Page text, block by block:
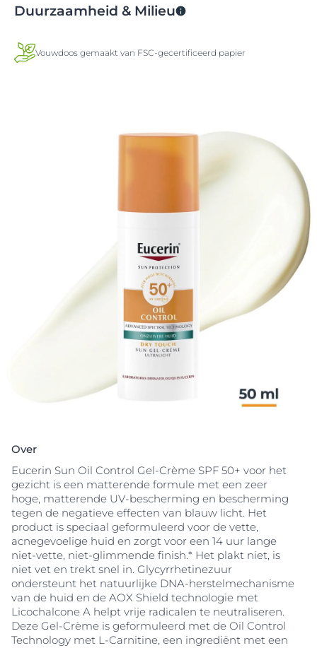
Duurzaamheid & Milieu
Vouwdoos gemaakt van FSC-gecertificeerd papier
Over
Eucerin Sun Oil Control Gel-Crème SPF 50+ voor het
gezicht is een matterende formule met een zeer
hoge, matterende UV-bescherming en bescherming
tegen de negatieve effecten van blauw licht. Het
product is speciaal geformuleerd voor de vette,
acnegevoelige huid en zorgt voor een 14 uur lange
niet-vette, niet-glimmende finish.* Het plakt niet, is
niet vet en trekt snel in. Glycyrrhetinezuur
ondersteunt het natuurlijke DNA-herstelmechanisme
van de huid en de AOX Shield technologie met
Licochalcone A helpt vrije radicalen te neutraliseren.
Deze Gel-Crème is geformuleerd met de Oil Control
Technology met L-Carnitine, een ingrediënt met een